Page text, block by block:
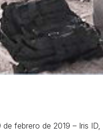
de febrero de 2019 – Iris